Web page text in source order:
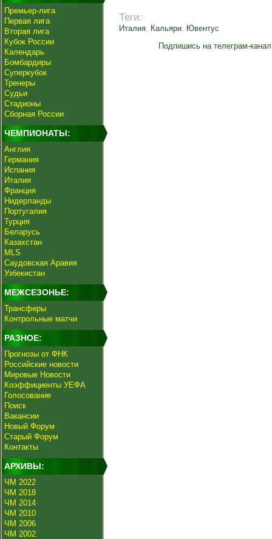
Премьер-лига
Первая лига
Вторая лига
Кубок России
Календарь
Бомбардиры
Суперкубок
Тренеры
Судьи
Стадионы
Сборная России
ЧЕМПИОНАТЫ:
Англия
Германия
Испания
Италия
Франция
Нидерланды
Португалия
Турция
Беларусь
Казахстан
MLS
Саудовская Аравия
Узбекистан
МЕЖСЕЗОНЬЕ:
Трансферы
Контрольные матчи
РАЗНОЕ:
Прогнозы от ФНК
Российские новости
Мировые Новости
Коэффициенты УЕФА
Голосование
Поиск
Вакансии
Новый Форум
Старый Форум
Контакты
АРХИВЫ:
ЧМ 2022
ЧМ 2018
ЧМ 2014
ЧМ 2010
ЧМ 2006
ЧМ 2002
Теги:
Италия, Кальяри, Ювентус
Подпишись на телеграм-